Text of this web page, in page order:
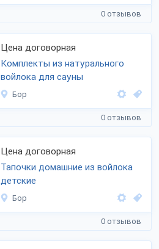
0 отзывов
Цена договорная
Комплекты из натурального
войлока для сауны
Бор
0 отзывов
Цена договорная
Тапочки домашние из войлока
детские
Бор
0 отзывов